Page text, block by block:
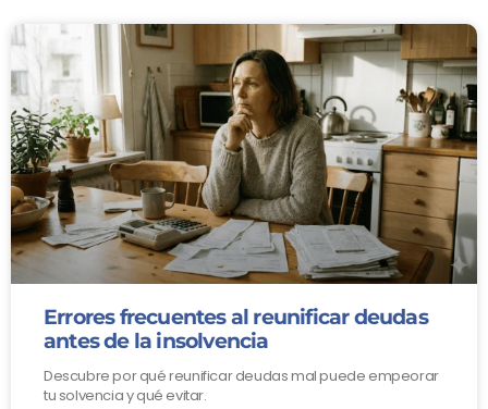
Errores frecuentes al reunificar deudas
antes de la insolvencia
Descubre por qué reunificar deudas mal puede empeorar
tu solvencia y qué evitar.